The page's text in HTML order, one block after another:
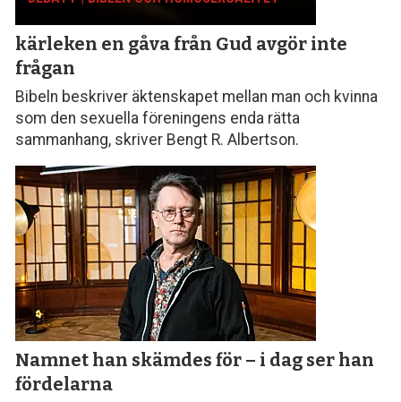
kärleken en gåva från Gud avgör inte
frågan
Bibeln beskriver äktenskapet mellan man och kvinna
som den sexuella föreningens enda rätta
sammanhang, skriver Bengt R. Albertson.
Namnet han skämdes för – i dag ser han
fördelarna